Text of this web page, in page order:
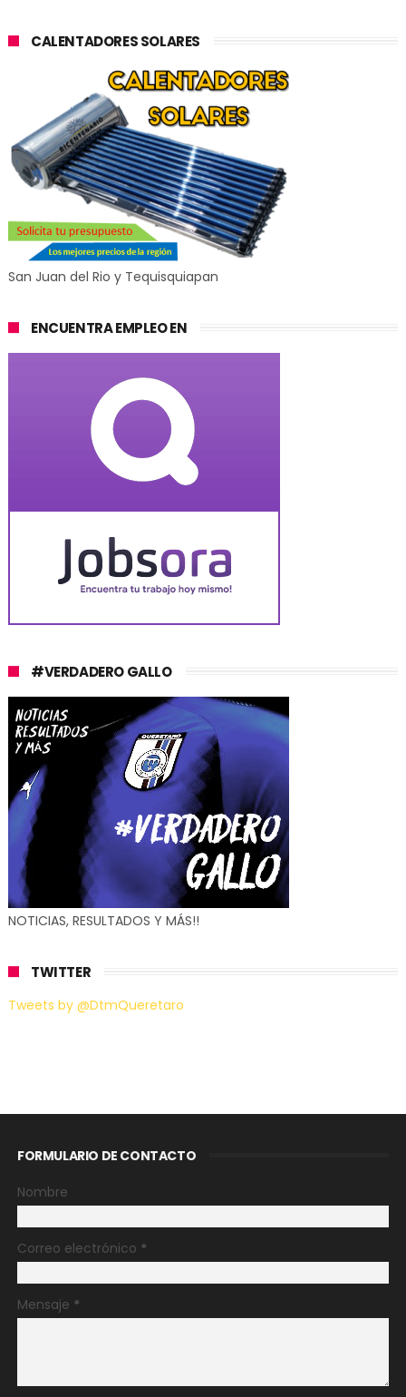
CALENTADORES SOLARES
San Juan del Rio y Tequisquiapan
ENCUENTRA EMPLEO EN
#VERDADERO GALLO
NOTICIAS, RESULTADOS Y MÁS!!
TWITTER
Tweets by @DtmQueretaro
FORMULARIO DE CONTACTO
Nombre
Correo electrónico *
Mensaje *